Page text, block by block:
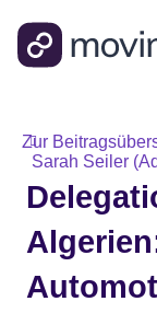
Zur
Sarah Seiler